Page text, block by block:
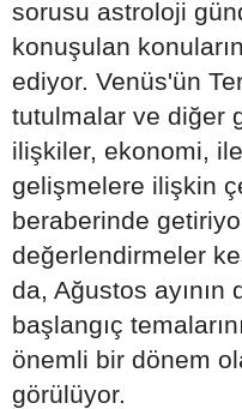
sorusu astroloji
konuşulan
ediyor. Venüs'ün
tutulmalar ve diğer
ilişkiler, ekonomi,
gelişmelere ilişkin
beraberinde
değerlendirmeler
da, Ağustos
başlangıç
önemli bir dönem
görülüyor.